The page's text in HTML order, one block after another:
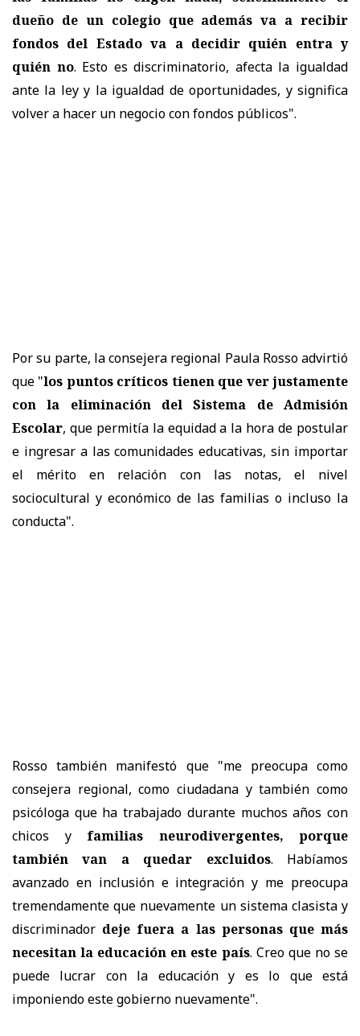
dueño de un colegio que además va a recibir
fondos del Estado va a decidir quién entra y
quién no. Esto es discriminatorio, afecta la igualdad
ante la ley y la igualdad de oportunidades, y significa
volver a hacer un negocio con fondos públicos".
Por su parte, la consejera regional Paula Rosso advirtió
que "los puntos críticos tienen que ver justamente
con la eliminación del Sistema de Admisión
Escolar, que permitía la equidad a la hora de postular
e ingresar a las comunidades educativas, sin importar
el mérito en relación con las notas, el nivel
sociocultural y económico de las familias o incluso la
conducta".
Rosso también manifestó que "me preocupa como
consejera regional, como ciudadana y también como
psicóloga que ha trabajado durante muchos años con
chicos yfamilias neurodivergentes, porque
también van a quedar excluidos. Habíamos
avanzado en inclusión e integración y me preocupa
tremendamente que nuevamente un sistema clasista y
discriminador deje fuera a las personas que más
necesitan la educación en este país. Creo que no se
puede lucrar con la educación y es lo que está
imponiendo este gobierno nuevamente".